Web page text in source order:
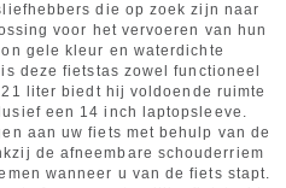
die op zoek zijn naar
voor het vervoeren van hun
gele kleur en waterdichte
deze fietstas zowel functioneel
liter biedt hij voldoende ruimte
een 14 inch laptopsleeve.
aan uw fiets met behulp van de
de afneembare schouderriem
wanneer u van de fiets stapt.